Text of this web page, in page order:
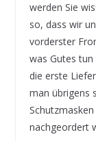
werden Sie
so, dass wir
vorderster
was Gutes
die erste
man übrigens
nachgeordert